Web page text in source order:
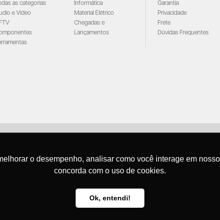
o desempenho, analisar como você interage em
concorda com o uso de cookies.
Ok, entendi!
as categorias
e Vídeo
Informática
Material Elétrico
Chegadas e
Lançamentos
Garantia
Privacidade
Frete
Dúvidas Frequentes
Fone:(11) 2099-9900 - E-mail:vendas@santanaimport.com.brSAC:
@2026- Todos os direitos reservados